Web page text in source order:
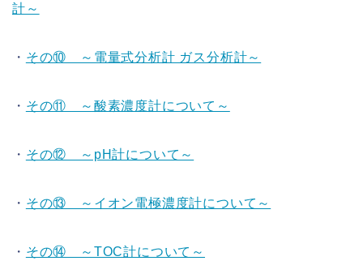
計～
・ その⑩ ～電量式分析計 ガス分析計～
・ その⑪ ～酸素濃度計について～
・ その⑫ ～pH計について～
・ その⑬ ～イオン電極濃度計について～
・ その⑭ ～TOC計について～